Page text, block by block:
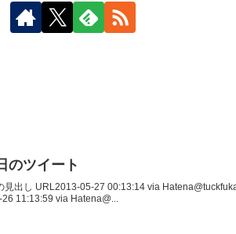
のツイート
見出し URL2013-05-27 00:13:14 via
11:13:59 via Hatena@...